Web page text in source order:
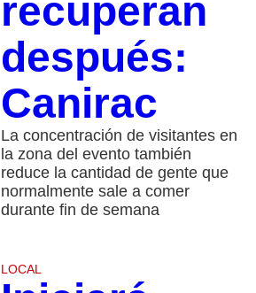
recuperan
después:
Canirac
La concentración de visitantes en
la zona del evento también
reduce la cantidad de gente que
normalmente sale a comer
durante fin de semana
LOCAL